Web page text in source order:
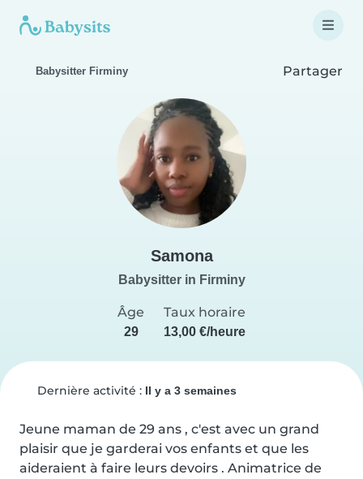
Babysitter Firminy Partager
Samona
Babysitter in Firminy
Âge
29
Taux horaire
13,00 €/heure
Dernière activité : Il y a 3 semaines
Jeune maman de 29 ans , c'est avec un grand
plaisir que je garderai vos enfants et que les
aideraient à faire leurs devoirs . Animatrice de